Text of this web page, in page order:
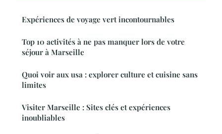
Expériences de voyage vert incontournables
Top 10 activités à ne pas manquer lors de votre
séjour à Marseille
Quoi voir aux usa : explorer culture et cuisine sans
limites
Visiter Marseille : Sites clés et expériences
inoubliables